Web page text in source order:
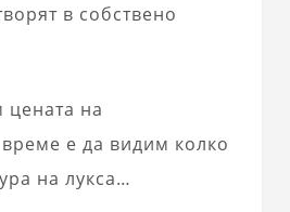
в собствено
цената на
е да видим колко
на лукса…